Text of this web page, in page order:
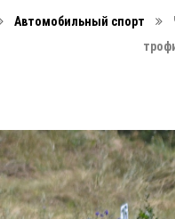
Автомобильный спорт